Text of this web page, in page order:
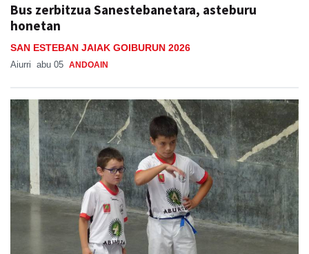
Bus zerbitzua Sanestebanetara, asteburu
honetan
SAN ESTEBAN JAIAK GOIBURUN 2026
Aiurri abu 05 ANDOAIN